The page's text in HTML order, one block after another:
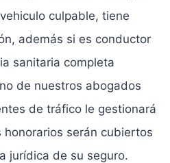
culpable, tiene
además si es conductor
sanitaria completa
de nuestros abogados
de tráfico le gestionará
honorarios serán cubiertos
jurídica de su seguro.